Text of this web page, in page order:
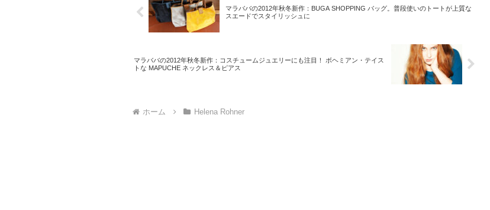
マラババの2012年秋冬新作：BUGA SHOPPING バッグ。普段使いのトートが上質な
スエードでスタイリッシュに
マラババの2012年秋冬新作：コスチュームジュエリーにも注目！ ボヘミアン・テイス
トな MAPUCHE ネックレス＆ピアス
ホーム Helena Rohner